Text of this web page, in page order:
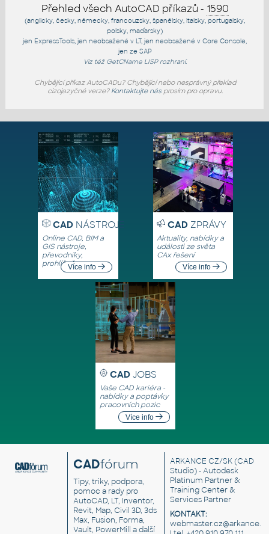
Přehled všech AutoCAD příkazů - 1590
(anglicky, česky, německy, francouzsky, španělsky, italsky, portugalsky,
polsky, maďarsky)
jen ExpressTools , jen neobsažené v LT, jen neobsažené v Core Console
jen ze SAP
Viz též GetCNameLISP rozhraní.
Chybějící příkaz AutoCADu? Chybějící nebo nesprávný překlad
cizojazyčné verze? Kontaktujte násprosím pro opravu.
CADNÁSTROJE
Online CAD, BIM a
GIS nástroje,
převodníky,
prohlížečeVíce info
CADZPRÁVY
Aktuality, nabídky a
události ze světa
CAx řešení
Více info
CAD JOBS
Vaše CAD kariéra -
nabídky a poptávky
pracovních pozic
Více info
CADfórum
Tipy, triky, podpora,
pomoc a rady pro
AutoCAD, LT, Inventor,
Revit, Map, Civil 3D, 3ds
Max, Fusion, Forma,
Vault, PowerMill a další
ARKANCE CZ/SK(CAD
Studio) - Autodesk
Platinum Partner &
Training Center &
Services Partner
KONTAKT: